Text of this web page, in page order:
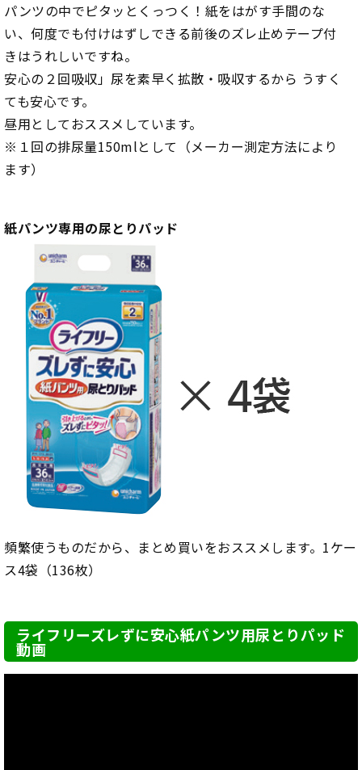
パンツの中でピタッとくっつく！紙をはがす手間のな
い、何度でも付けはずしできる前後のズレ止めテープ付
きはうれしいですね。
安心の２回吸収」尿を素早く拡散・吸収するから うすく
ても安心です。
昼用としておススメしています。
※１回の排尿量150mlとして（メーカー測定方法により
ます）
紙パンツ専用の尿とりパッド
頻繁使うものだから、まとめ買いをおススメします。1ケー
ス4袋（136枚）
ライフリーズレずに安心紙パンツ用尿とりパッド
動画